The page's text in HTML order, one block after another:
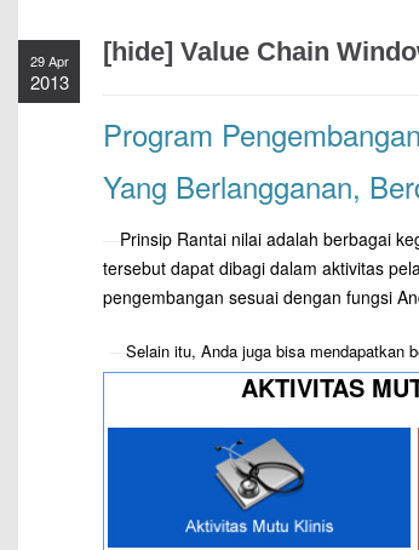
29 Apr
2013
[hide] Value Chain
Program
Yang Berlangganan,
Prinsip Rantai nilai adalah berbagai
tersebut dapat dibagi dalam aktivitas
pengembangan sesuai dengan fungsi
Selain itu, Anda juga bisa mendapatkan
AKTIVITAS